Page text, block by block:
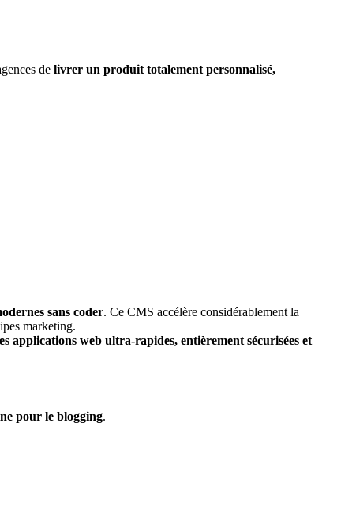
de livrer un produit totalement personnalisé,
sans coder. Ce CMS accélère considérablement la
marketing.
applications web ultra-rapides, entièrement sécurisées et
pour le blogging.